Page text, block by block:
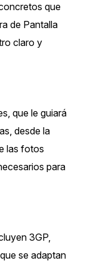
que
de Pantalla
claro y
que le guiará
desde la
las fotos
para
3GP,
se adaptan